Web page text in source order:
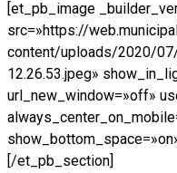
[et_pb_image
src=»https://
content/uploads/2020/
12.26.53.jpeg»
url_new_window=»off»
[/et_pb_section]